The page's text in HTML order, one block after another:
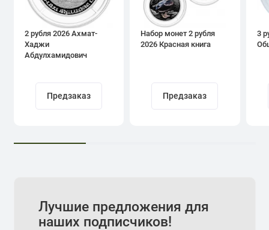
2 рубля 2026 Ахмат-
Хаджи
Абдулхамидович
Предзаказ
Набор монет 2 рубля
2026 Красная книга
Предзаказ
3
Лучшие предложения для
наших подписчиков!